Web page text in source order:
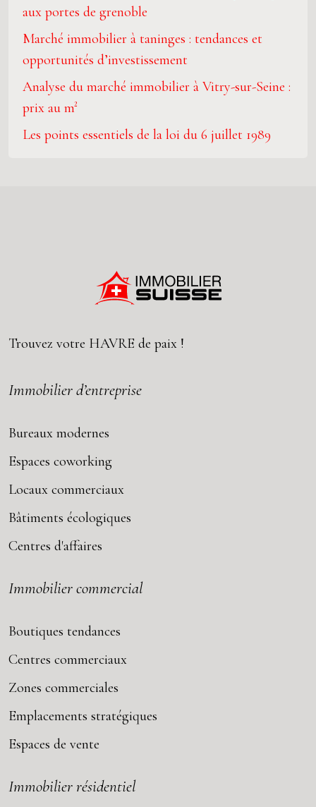
aux portes de grenoble
Marché immobilier à taninges : tendances et
opportunités d’investissement
Analyse du marché immobilier à Vitry-sur-Seine :
prix au m²
Les points essentiels de la loi du 6 juillet 1989
Trouvez votre HAVRE de paix !
Immobilier d’entreprise
Bureaux modernes
Espaces coworking
Locaux commerciaux
Bâtiments écologiques
Centres d'affaires
Immobilier commercial
Boutiques tendances
Centres commerciaux
Zones commerciales
Emplacements stratégiques
Espaces de vente
Immobilier résidentiel